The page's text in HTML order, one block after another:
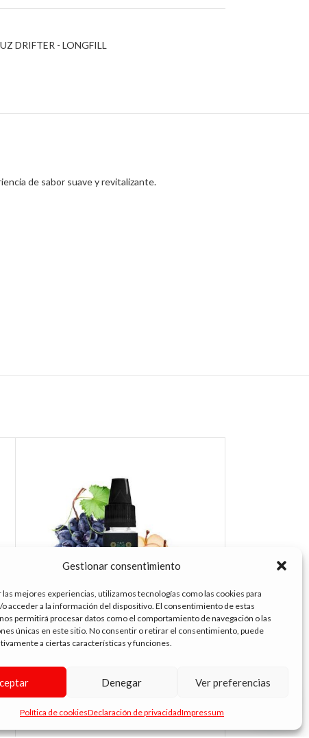
Gestionar consentimiento
las mejores experiencias, utilizamos tecnologías como las cookies para
acceder a la información del dispositivo. El consentimiento de estas
permitirá procesar datos como el comportamiento de navegación o las
únicas en este sitio. No consentir o retirar el consentimiento, puede
a ciertas características y funciones.
Denegar Ver preferencias
Política de cookiesDeclaración de privacidadImpressum
DRIFTER - LONGFILL
de sabor suave y revitalizante.
FULL MOON AROMA PURPLE 10ML.
4.99€